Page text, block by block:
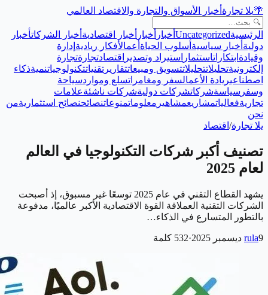
🌴يلا تجارة أخبار الأسواق والتجارة والاقتصاد العالمي
الرئيسيةUncategorized أخبار أخبار أخبار اقتصادية أخبار الشركاتأخبار
دولية أخبار سياسية أسلوب الحياة أعمالأفكار ريادية إدارة
وقيادة ابتكاراتاستثمار استيراد وتصدير اقتصادتجارةتجارة
إلكترونيةتحليلاتتحليلاتتسويق ومبيعاتتقارير تقنياتتكنولوجياتنميةذكاء
اصطناعيريادة الأعمالسفر ومغامراتسلع ومواردسياحة
وسفر سياسةشركاتشركات دوليةشركات ناشئةعلامات
تجاريةفعالياتمشاريعمشاهير معلوماتمنوعاتنصائحنصائح استثماريةمن
نحن
يلا تجارة/ اقتصاد
تصنيف أكبر شركات التكنولوجيا في العالم
لعام 2025
يشهد القطاع التقني في عام 2025 توسعًا غير مسبوق، إذ أصبحت
الشركات التقنية العملاقة القوة الاقتصادية الأكبر عالميًا، مدفوعة
بالتطور المتسارع في الذكاء…
rula9 ديسمبر 2025 ·
532 كلمة